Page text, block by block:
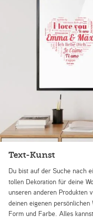
Text-Kunst
Du bist auf der Suche nach
tollen Dekoration für deine
unseren anderen Produkten
deinen eigenen
Form und Farbe. Alles